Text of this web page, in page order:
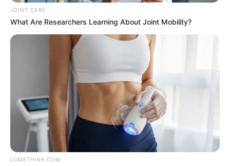
ตำแหน่งไฝ ที่บอกชะตาเรื่องคู่และความรัก ใครมีตรงไหนบ้าง เช็ก
12 ต.ค. 2019
JOINT CARE
What Are Researchers Learning About Joint Mobility?
LUMETHINK.COM